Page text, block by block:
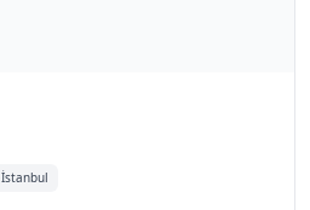
İstanbul